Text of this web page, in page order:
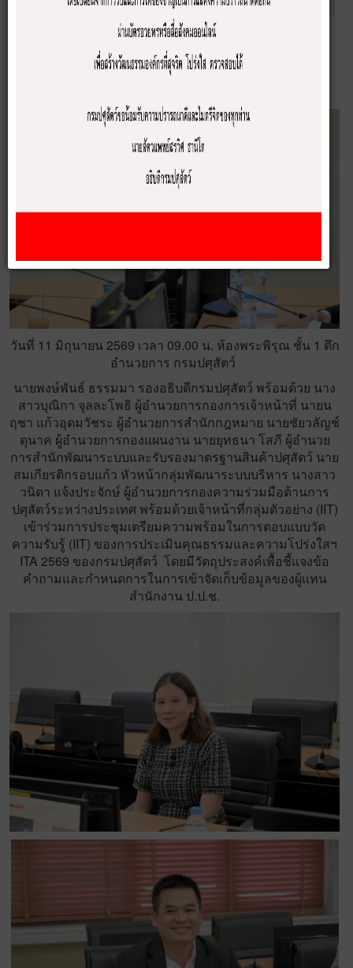
การประชุมเตรียมความพร้อมและสร้าง
ความเข้าใจในการแบบวัด IIT
วันที่ 11 มิถุนายน 2569 เวลา 09.00 น. ห้องพระพิรุณ ชั้น 1 ตึก
อำนวยการ กรมปศุสัตว์
นายพงษ์พันธ์ ธรรมมา รองอธิบดีกรมปศุสัตว์ พร้อมด้วย นาง
สาวบุณิกา จุลละโพธิ ผู้อำนวยการกองการเจ้าหน้าที่ นายน
ฤชา แก้วอุดมวัชระ ผู้อำนวยการสำนักกฎหมาย นายชัยวลัญช์
ตุนาค ผู้อำนวยการกองแผนงาน นายยุทธนา โสภี ผู้อำนวย
การสำนักพัฒนาระบบและรับรองมาตรฐานสินค้าปศุสัตว์ นาย
สมเกียรติกรอบแก้ว หัวหน้ากลุ่มพัฒนาระบบบริหาร นางสาว
วนิดา แจ้งประจักษ์ ผู้อำนวยการกองความร่วมมือด้านการ
ปศุสัตว์ระหว่างประเทศ พร้อมด้วยเจ้าหน้าที่กลุ่มตัวอย่าง (IIT)
เข้าร่วมการประชุมเตรียมความพร้อมในการตอบแบบวัด
ความรับรู้ (IIT) ของการประเมินคุณธรรมและความโปร่งใสฯ
ITA 2569 ของกรมปศุสัตว์ โดยมีวัตถุประสงค์เพื้อชี้แจงข้อ
คำถามและกำหนดการในการเข้าจัดเก็บข้อมูลของผู้แทน
สำนักงาน ป.ป.ช.